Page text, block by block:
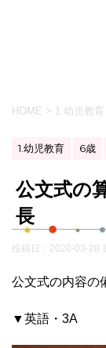
HOME > 1.幼児教育
1.幼児教育 6歳
公文式の
長
投稿日：2020-03-28
公文式の内容の
▼英語・3A